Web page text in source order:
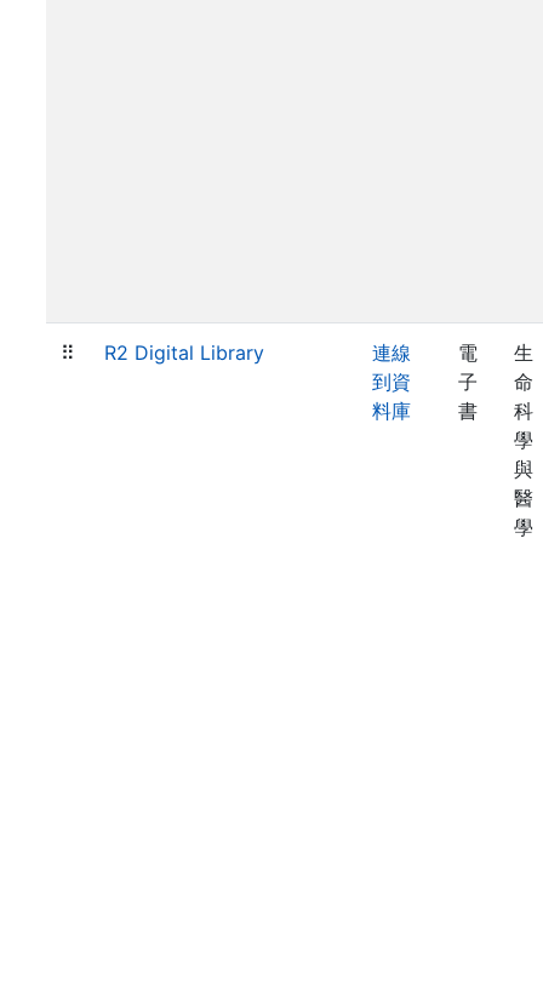
⠿ R2 Digital Library
連線
到資
料庫
電
子
書
生
命
科
學
與
醫
學